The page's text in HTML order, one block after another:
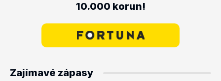
10.000 korun!
Zajímavé zápasy